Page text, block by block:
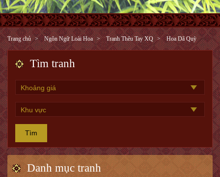
Trang chủ Ngôn Ngữ Loài Hoa Tranh Thêu Tay XQ Hoa Dã Quỳ
Tìm tranh
Tìm
Danh mục tranh